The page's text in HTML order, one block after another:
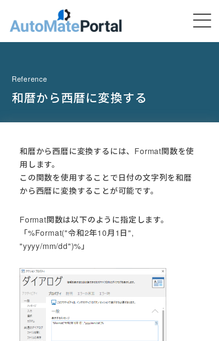
Reference
和暦から西暦に変換する
和暦から西暦に変換するには、Format関数を使
用します。
この関数を使用することで日付の文字列を和暦
から西暦に変換することが可能です。
Format関数は以下のように指定します。
「%Format("令和2年10月1日",
"yyyy/mm/dd")%」